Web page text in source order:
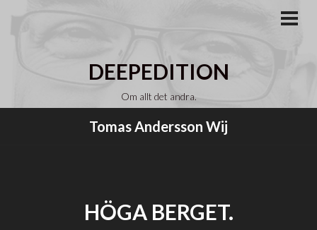
DEEPEDITION
Om allt det andra.
Tomas Andersson Wij
HÖGA BERGET.